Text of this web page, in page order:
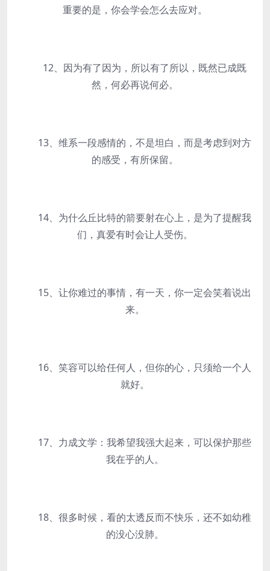
重要的是，你会学会怎么去应对。
12、因为有了因为，所以有了所以，既然已成既
然，何必再说何必。
13、维系一段感情的，不是坦白，而是考虑到对方
的感受，有所保留。
14、为什么丘比特的箭要射在心上，是为了提醒我
们，真爱有时会让人受伤。
15、让你难过的事情，有一天，你一定会笑着说出
来。
16、笑容可以给任何人，但你的心，只须给一个人
就好。
17、力成文学：我希望我强大起来，可以保护那些
我在乎的人。
18、很多时候，看的太透反而不快乐，还不如幼稚
的没心没肺。